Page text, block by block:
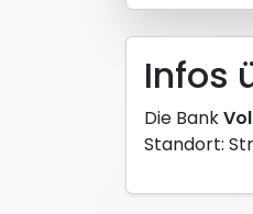
Infos
Die Bank
Standort: